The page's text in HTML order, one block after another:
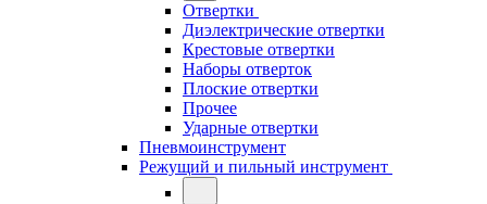
Отвертки
Диэлектрические отвертки
Крестовые отвертки
Наборы отверток
Плоские отвертки
Прочее
Ударные отвертки
Пневмоинструмент
Режущий и пильный инструмент